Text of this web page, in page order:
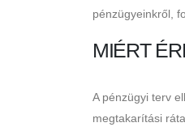
pénzügyeinkről,
MIÉRT
A pénzügyi terv
megtakarítási